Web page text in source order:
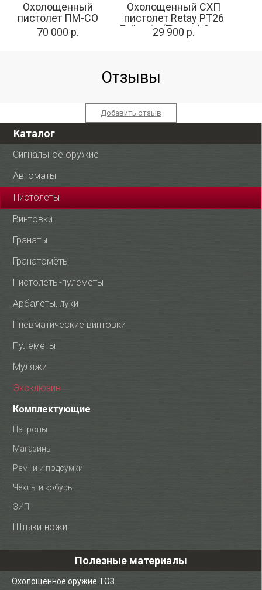
Охолощенный
пистолет ПМ-СО
70 000 р.
Охолощенный СХП
пистолет Retay PT26
Full-auto (Taurus) 9mm
P.A.K Tan
29 900 р.
Отзывы
Добавить отзыв
Каталог
Сигнальное оружие
Автоматы
Пистолеты
Винтовки
Гранаты
Гранатомёты
Пистолеты-пулеметы
Арбалеты, луки
Пневматические винтовки
Пулеметы
Муляжи
Эксклюзив
Комплектующие
Патроны
Магазины
Ремни и подсумки
Чехлы и кобуры
ЗИП
Штыки-ножи
Полезные материалы
Охолощенное оружие ТОЗ